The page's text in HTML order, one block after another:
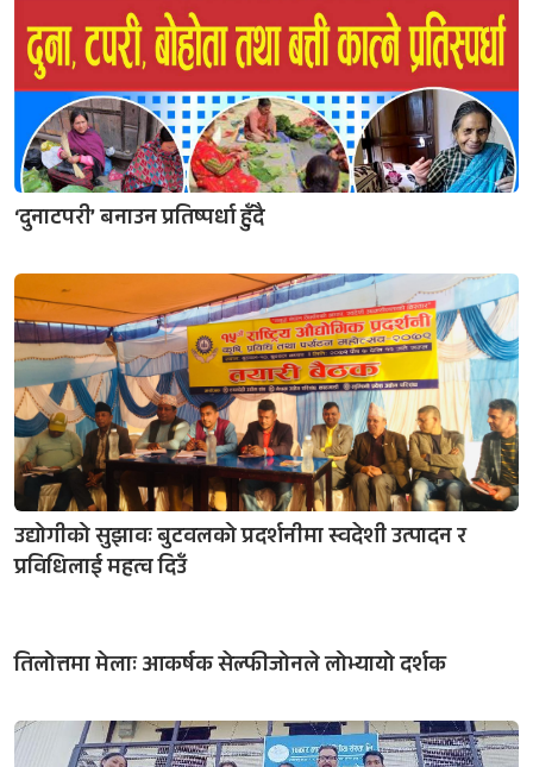
‘दुनाटपरी’ बनाउन प्रतिष्पर्धा हुँदै
उद्योगीको सुझावः बुटवलको प्रदर्शनीमा स्वदेशी उत्पादन र
प्रविधिलाई महत्व दिउँ
तिलोत्तमा मेलाः आकर्षक सेल्फीजोनले लोभ्यायो दर्शक